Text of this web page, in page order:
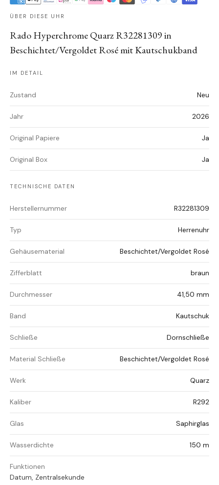
ÜBER DIESE UHR
Rado Hyperchrome Quarz R32281309 in
Beschichtet/Vergoldet Rosé mit Kautschukband
IM DETAIL
Zustand Neu
Jahr 2026
Original Papiere Ja
Original Box Ja
TECHNISCHE DATEN
Herstellernummer R32281309
Typ Herrenuhr
Gehäusematerial Beschichtet/Vergoldet Rosé
Zifferblatt braun
Durchmesser 41,50 mm
Band Kautschuk
Schließe Dornschließe
Material Schließe Beschichtet/Vergoldet Rosé
Werk Quarz
Kaliber R292
Glas Saphirglas
Wasserdichte 150 m
Funktionen
Datum, Zentralsekunde